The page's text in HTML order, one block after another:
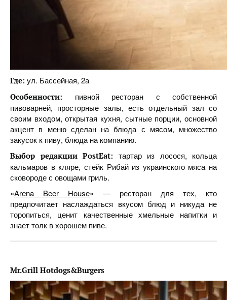
Где: ул. Бассейная, 2а
Особенности: пивной ресторан с собственной
пивоварней, просторные залы, есть отдельный зал со
своим входом, открытая кухня, сытные порции, основной
акцент в меню сделан на блюда с мясом, множество
закусок к пиву, блюда на компанию.
Выбор редакции PostEat: тартар из лосося, кольца
кальмаров в кляре, стейк Рибай из украинского мяса на
сковороде с овощами гриль.
«Arena Beer House» — ресторан для тех, кто
предпочитает наслаждаться вкусом блюд и никуда не
торопиться, ценит качественные хмельные напитки и
знает толк в хорошем пиве.
Mr.Grill Hotdogs&Burgers